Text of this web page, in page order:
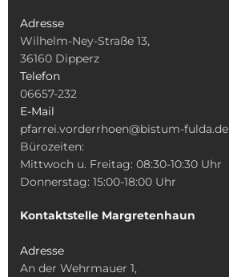
Adresse
Wilhelm-Ney-Straße 13,
36160 Dipperz
Telefon
06657-232
E-Mail
pfarrei.vorderrhoen@bistum-fulda.de
Bürozeiten:
Mittwoch u. Freitag: 08:30-10:30 Uhr
Donnerstag: 15:00-18:00 Uhr
Kontaktstelle Margretenhaun
Adresse
An der Wehrmauer 1,